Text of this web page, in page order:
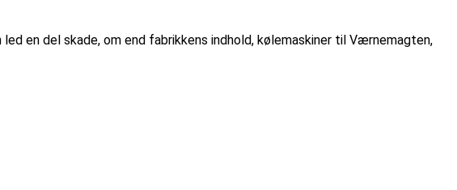
en del skade, om end fabrikkens indhold, kølemaskiner til Værnemagten,